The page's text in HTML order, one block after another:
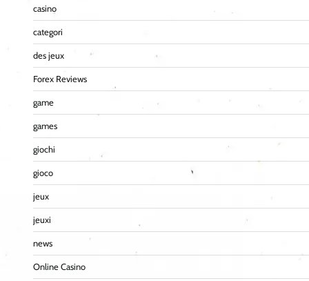
casino
categori
des jeux
Forex Reviews
game
games
giochi
gioco
jeux
jeuxi
news
Online Casino